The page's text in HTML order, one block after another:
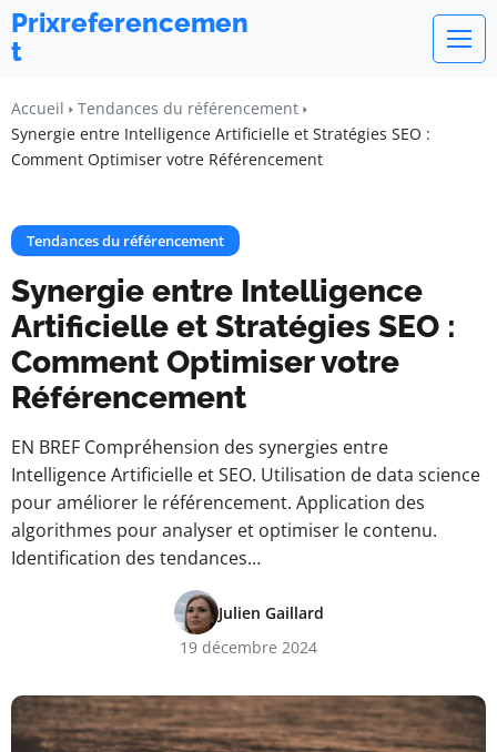
Prixreferencemen
t
Accueil
Tendances du référencement
Synergie entre Intelligence Artificielle et Stratégies SEO :
Comment Optimiser votre Référencement
Tendances du référencement
Synergie entre Intelligence
Artificielle et Stratégies SEO :
Comment Optimiser votre
Référencement
EN BREF Compréhension des synergies entre
Intelligence Artificielle et SEO. Utilisation de data science
pour améliorer le référencement. Application des
algorithmes pour analyser et optimiser le contenu.
Identification des tendances…
Julien Gaillard
19 décembre 2024